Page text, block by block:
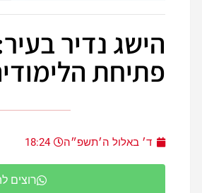
פתיחת
ד׳ באלול ה׳תשפ״ה 18:24
רוצים